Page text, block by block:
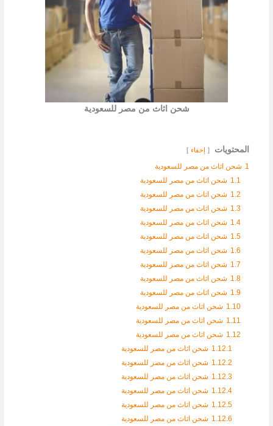
شحن اثاث من مصر للسعودية
المحتويات إخفاء
1 شحن اثاث من مصر للسعودية
1.1 شحن اثاث من مصر للسعودية
1.2 شحن اثاث من مصر للسعودية
1.3 شحن اثاث من مصر للسعودية
1.4 شحن اثاث من مصر للسعودية
1.5 شحن اثاث من مصر للسعودية
1.6 شحن اثاث من مصر للسعودية
1.7 شحن اثاث من مصر للسعودية
1.8 شحن اثاث من مصر للسعودية
1.9 شحن اثاث من مصر للسعودية
1.10 شحن اثاث من مصر للسعودية
1.11 شحن اثاث من مصر للسعودية
1.12 شحن اثاث من مصر للسعودية
1.12.1 شحن اثاث من مصر للسعودية
1.12.2 شحن اثاث من مصر للسعودية
1.12.3 شحن اثاث من مصر للسعودية
1.12.4 شحن اثاث من مصر للسعودية
1.12.5 شحن اثاث من مصر للسعودية
1.12.6 شحن اثاث من مصر للسعودية